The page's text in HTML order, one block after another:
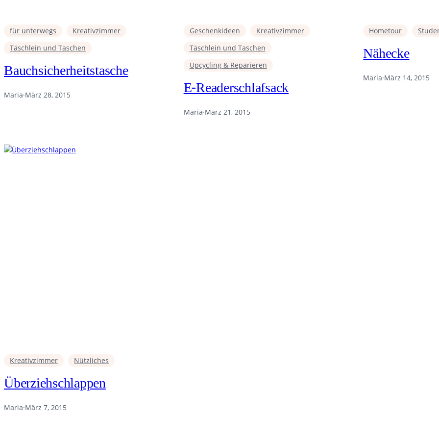
für unterwegs
Kreativzimmer
Täschlein und Taschen
Bauchsicherheitstasche
Maria·März 28, 2015
Geschenkideen
Kreativzimmer
Täschlein und Taschen
Upcycling & Reparieren
E-Readerschlafsack
Maria·März 21, 2015
Hometour
Nähecke
Maria·März 14, 2015
Kreativzimmer Nützliches
Überziehschlappen
Maria·März 7, 2015